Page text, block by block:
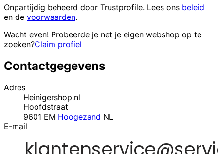
Onpartijdig beheerd door Trustprofile. Lees ons beleid
en de voorwaarden.
Wacht even! Probeerde je net je eigen webshop op te
zoeken?Claim profiel
Contactgegevens
Adres
Heinigershop.nl
Hoofdstraat
9601 EM Hoogezand NL
E-mail